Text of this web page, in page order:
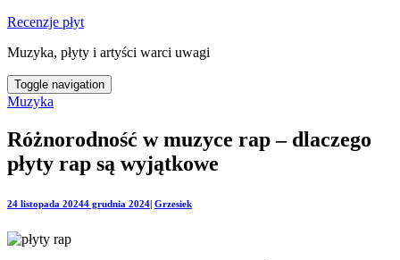
Recenzje płyt
Muzyka, płyty i artyści warci uwagi
Toggle navigation
Muzyka
Różnorodność w muzyce rap – dlaczego
płyty rap są wyjątkowe
24 listopada 20244 grudnia 2024| Grzesiek